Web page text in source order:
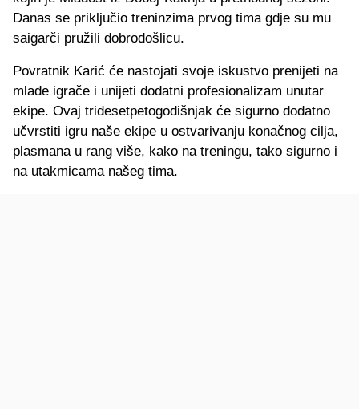
Danas se priključio treninzima prvog tima gdje su mu
saigarči pružili dobrodošlicu.
Povratnik Karić će nastojati svoje iskustvo prenijeti na
mlađe igrače i unijeti dodatni profesionalizam unutar
ekipe. Ovaj tridesetpetogodišnjak će sigurno dodatno
učvrstiti igru naše ekipe u ostvarivanju konačnog cilja,
plasmana u rang više, kako na treningu, tako sigurno i
na utakmicama našeg tima.